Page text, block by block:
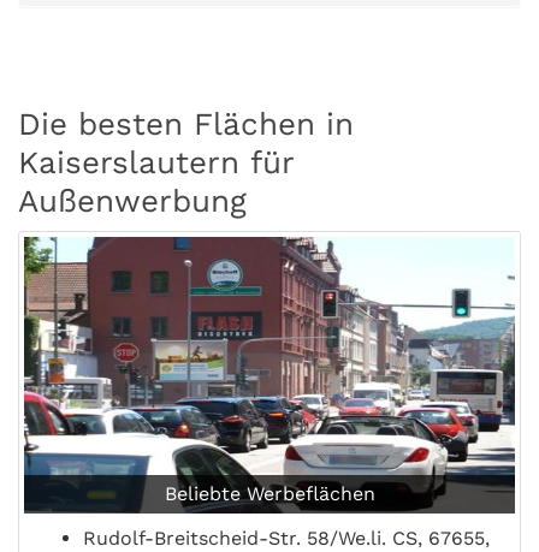
Die besten Flächen in
Kaiserslautern für
Außenwerbung
Beliebte Werbeflächen
Rudolf-Breitscheid-Str. 58/We.li. CS, 67655,